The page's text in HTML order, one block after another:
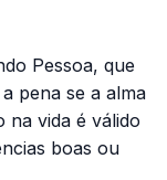
Pessoa, que
pena se a alma
na vida é válido
boas ou